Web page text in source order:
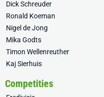
Dick Schreuder
Ronald Koeman
Nigel de Jong
Mika Godts
Timon Wellenreuther
Kaj Sierhuis
Competities